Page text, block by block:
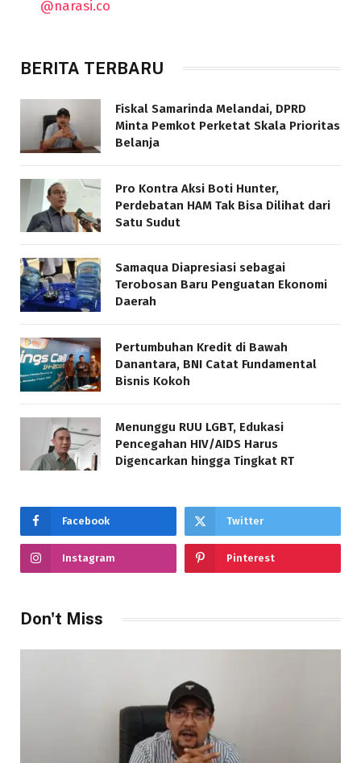
@narasi.co
BERITA TERBARU
Fiskal Samarinda Melandai, DPRD
Minta Pemkot Perketat Skala Prioritas
Belanja
Pro Kontra Aksi Boti Hunter,
Perdebatan HAM Tak Bisa Dilihat dari
Satu Sudut
Samaqua Diapresiasi sebagai
Terobosan Baru Penguatan Ekonomi
Daerah
Pertumbuhan Kredit di Bawah
Danantara, BNI Catat Fundamental
Bisnis Kokoh
Menunggu RUU LGBT, Edukasi
Pencegahan HIV/AIDS Harus
Digencarkan hingga Tingkat RT
Facebook Twitter
Instagram Pinterest
Don't Miss